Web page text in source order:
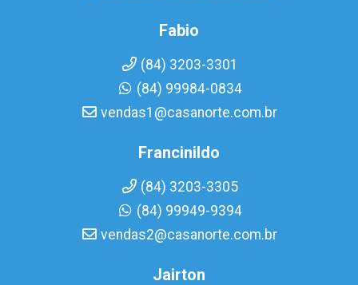
Fabio
(84) 3203-3301
(84) 99984-0834
vendas1@casanorte.com.br
Francinildo
(84) 3203-3305
(84) 99949-9394
vendas2@casanorte.com.br
Jairton